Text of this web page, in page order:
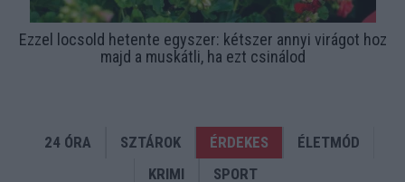
Ezzel locsold hetente egyszer: kétszer annyi virágot hoz
majd a muskátli, ha ezt csinálod
24 ÓRA SZTÁROK ÉRDEKES
ÉLETMÓD
KRIMI
SPORT